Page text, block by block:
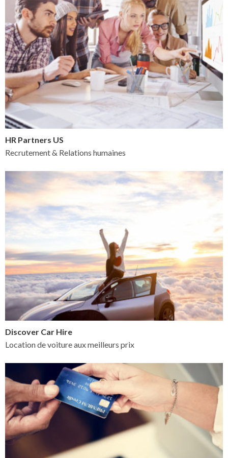
HR Partners US
Recrutement & Relations humaines
Discover Car Hire
Location de voiture aux meilleurs prix